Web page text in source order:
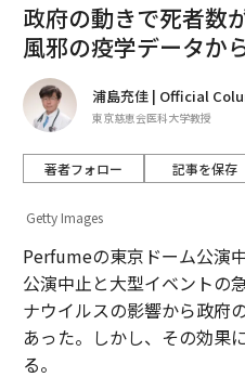
政府の動きで死者数
風邪の疫学データか
浦島充佳 | Official
東京慈恵会医科大学教授
著者フォロー 記事を保存
Getty Images
Perfumeの東京ドーム公演
公演中止と大型イベントの
ナウイルスの影響から政府
あった。しかし、その効果
る。